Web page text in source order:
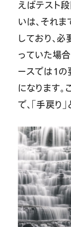
えばテスト
いは、それ
しており、
っていた場
ースでは1の
になります
で、「手戻り